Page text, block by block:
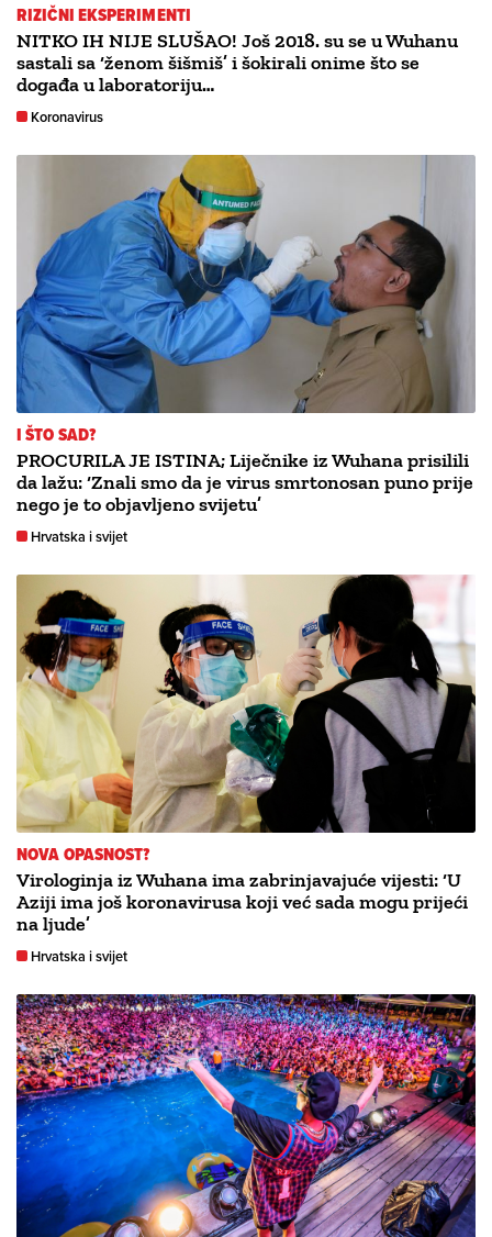
RIZIČNI EKSPERIMENTI
NITKO IH NIJE SLUŠAO! Još 2018. su se u Wuhanu
sastali sa ‘ženom šišmiš’ i šokirali onime što se
događa u laboratoriju…
Koronavirus
I ŠTO SAD?
PROCURILA JE ISTINA; Liječnike iz Wuhana prisilili
da lažu: ‘Znali smo da je virus smrtonosan puno prije
nego je to objavljeno svijetu’
Hrvatska i svijet
NOVA OPASNOST?
Virologinja iz Wuhana ima zabrinjavajuće vijesti: ‘U
Aziji ima još koronavirusa koji već sada mogu prijeći
na ljude’
Hrvatska i svijet